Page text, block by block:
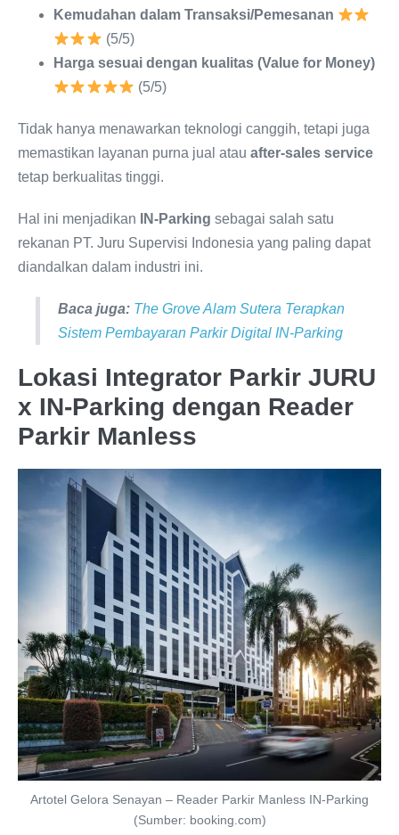
Kemudahan dalam Transaksi/Pemesanan
(5/5)
Harga sesuai dengan kualitas (Value for Money)
(5/5)
Tidak hanya menawarkan teknologi canggih, tetapi juga
memastikan layanan purna jual atau after-sales service
tetap berkualitas tinggi.
Hal ini menjadikan IN-Parking sebagai salah satu
rekanan PT. Juru Supervisi Indonesia yang paling dapat
diandalkan dalam industri ini.
Baca juga: The Grove Alam Sutera Terapkan
Sistem Pembayaran Parkir Digital IN-Parking
Lokasi Integrator Parkir JURU
x IN-Parking dengan Reader
Parkir Manless
Artotel Gelora Senayan – Reader Parkir Manless IN-Parking
(Sumber: booking.com)